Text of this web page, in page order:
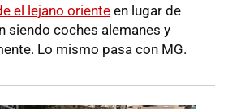
el lejano orienteen lugar de
siendo coches alemanes y
Lo mismo pasa con MG.